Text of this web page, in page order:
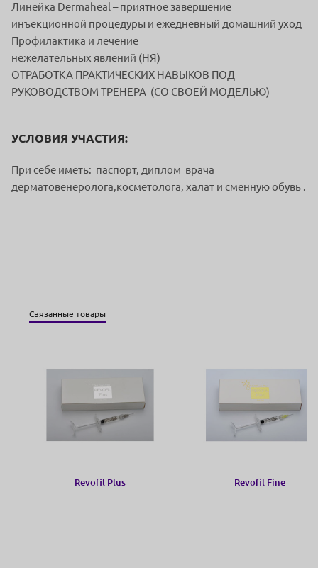
Линейка Dermaheal – приятное завершение
инъекционной процедуры и ежедневный домашний уход
Профилактика и лечение
нежелательных явлений (НЯ)
ОТРАБОТКА ПРАКТИЧЕСКИХ НАВЫКОВ ПОД
РУКОВОДСТВОМ ТРЕНЕРА (СО СВОЕЙ МОДЕЛЬЮ)
УСЛОВИЯ УЧАСТИЯ:
При себе иметь: паспорт, диплом врача
дерматовенеролога,косметолога, халат и сменную обувь .
Связанные товары
Revofil Plus Revofil Fine